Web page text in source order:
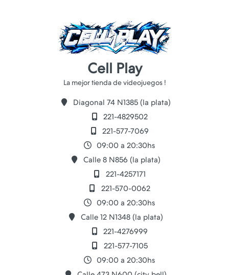
Cell Play
Diagonal 74 N1385 (la plata)
221-4829502
221-577-7069
09:00 a 20:30hs
Calle 8 N856 (la plata)
221-4257171
221-570-0062
09:00 a 20:30hs
Calle 12 N1348 (la plata)
221-4276999
221-577-7105
09:00 a 20:30hs